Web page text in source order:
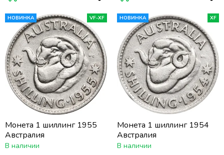
НОВИНКА VF-XF
Монета 1 шиллинг 1955
Австралия
В наличии
НОВИНКА XF
Монета 1 шиллинг 1954
Австралия
В наличии